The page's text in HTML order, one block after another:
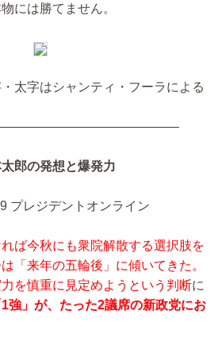
には勝てません。
太字はシャンティ・フーラによる
郎の発想と爆発力
プレジデントオンライン
ば今秋にも衆院解散する選択肢を
「来年の五輪後」に傾いてきた。
を慎重に見定めようという判断に
1強」が、たった2議席の新政党にお